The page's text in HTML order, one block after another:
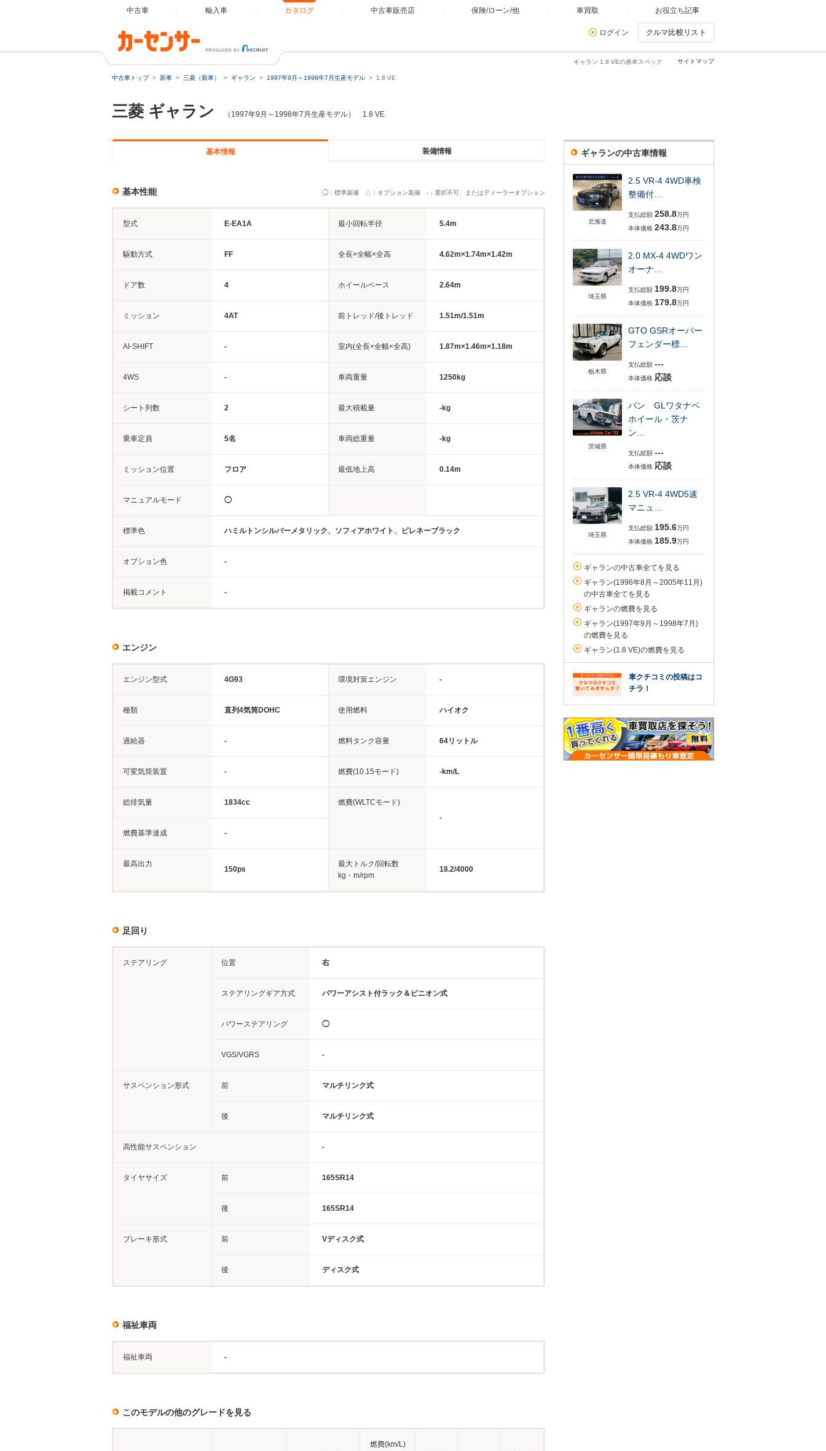
中古車 輸入車 カタログ 中古車販売店 保険/ローン/他 車買取 お役立ち記事
ログイン クルマ比較リスト
サイトマップ
ギャラン 1.8 VEの基本スペック
中古車トップ 新車 三菱（新車） ギャラン 1997年9月～1998年7月生産モデル 1.8 VE
三菱 ギャラン （1997年9月～1998年7月生産モデル） 1.8 VE
基本情報 装備情報
基本性能 ◯：標準装備 △：オプション装備 -：選択不可、またはディーラーオプション
型式 E-EA1A 最小回転半径 5.4m
駆動方式 FF 全長×全幅×全高 4.62m×1.74m×1.42m
ドア数 4 ホイールベース 2.64m
ミッション 4AT 前トレッド/後トレッド 1.51m/1.51m
AI-SHIFT - 室内(全長×全幅×全高) 1.87m×1.46m×1.18m
4WS - 車両重量 1250kg
シート列数 2 最大積載量 -kg
乗車定員 5名 車両総重量 -kg
ミッション位置 フロア 最低地上高 0.14m
マニュアルモード ◯
標準色 ハミルトンシルバーメタリック、ソフィアホワイト、ピレネーブラック
オプション色 -
掲載コメント -
エンジン
エンジン型式 4G93 環境対策エンジン -
種類 直列4気筒DOHC 使用燃料 ハイオク
過給器 - 燃料タンク容量 64リットル
可変気筒装置 - 燃費(10.15モード) -km/L
総排気量 1834cc
燃費(WLTCモード)
-
燃費基準達成
-
最高出力
150ps
最大トルク/回転数
kg・m/rpm
18.2/4000
足回り
ステアリング 位置 右
ステアリングギア方式 パワーアシスト付ラック＆ピニオン式
パワーステアリング ◯
VGS/VGRS -
サスペンション形式 前 マルチリンク式
後 マルチリンク式
高性能サスペンション -
タイヤサイズ 前 165SR14
後 165SR14
ブレーキ形式 前 Vディスク式
後 ディスク式
福祉車両
福祉車両 -
このモデルの他のグレードを見る
燃費(km/L)
ギャランの中古車情報
北海道
2.5 VR-4 4WD車検
整備付…
支払総額 258.8万円
本体価格 243.8万円
埼玉県
2.0 MX-4 4WDワン
オーナ…
支払総額 199.8万円
本体価格 179.8万円
栃木県
GTO GSRオーバー
フェンダー標…
支払総額 ---
本体価格 応談
茨城県
バン GLワタナベ
ホイール・茨ナ
ン…
支払総額 ---
本体価格 応談
埼玉県
2.5 VR-4 4WD5速
マニュ…
支払総額 195.6万円
本体価格 185.9万円
ギャランの中古車全てを見る
ギャラン(1996年8月～2005年11月)
の中古車全てを見る
ギャランの燃費を見る
ギャラン(1997年9月～1998年7月)
の燃費を見る
ギャラン(1.8 VE)の燃費を見る
車クチコミの投稿はコ
チラ！